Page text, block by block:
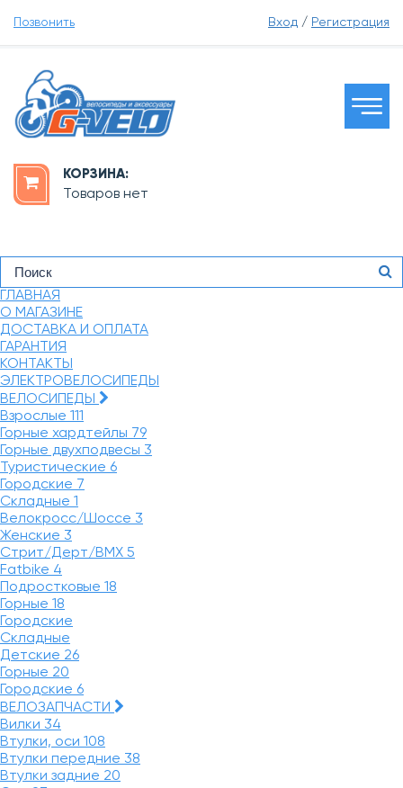
Позвонить Вход / Регистрация
КОРЗИНА:
Товаров нет
ГЛАВНАЯ
О МАГАЗИНЕ
ДОСТАВКА И ОПЛАТА
ГАРАНТИЯ
КОНТАКТЫ
ЭЛЕКТРОВЕЛОСИПЕДЫ
ВЕЛОСИПЕДЫ
Взрослые 111
Горные хардтейлы 79
Горные двухподвесы 3
Туристические 6
Городские 7
Складные 1
Велокросс/Шоссе 3
Женские 3
Стрит/Дерт/BMX 5
Fatbike 4
Подростковые 18
Горные 18
Городские
Складные
Детские 26
Горные 20
Городские 6
ВЕЛОЗАПЧАСТИ
Вилки 34
Втулки, оси 108
Втулки передние 38
Втулки задние 20